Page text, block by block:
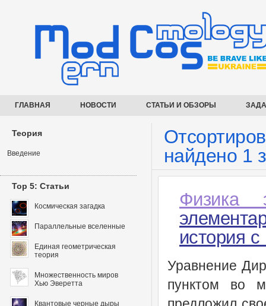
ГЛАВНАЯ НОВОСТИ СТАТЬИ И ОБЗОРЫ
найдено 1
Физика
история
Уравнение
пунктом во
Теория
Введение
Top 5: Статьи
Космическая загадка
Параллельные вселенные
Единая геометрическая
теория
Множественность миров
Хью Эверетта
Квантовые черные дыры